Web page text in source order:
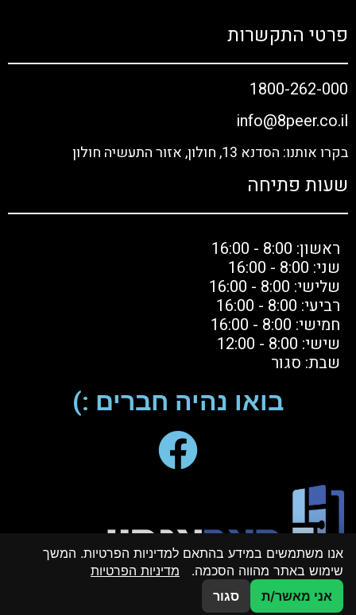
שיחת טלפון לקבלת הצעה
פרטי התקשרות
1800-262-000
info@8peer.co.il
בקרו אותנו: הסדנא 13, חולון, אזור התעשיה חולון
שעות פתיחה
ראשון: 8:00 - 16:00
שני: 8:00 - 16:00
שלישי: 8:00 - 16:00
רביעי: 8:00 - 16:00
חמישי: 8:00 - 16:00
שישי: 8:00 - 12:00
שבת: סגור
בואו נהיה חברים :)
אנו משתמשים במידע בהתאם למדיניות הפרטיות. המשך
שימוש באתר מהווה הסכמה. מדיניות הפרטיות
אני מאשר/ת
סגור